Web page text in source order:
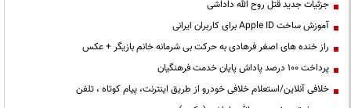
جزئیات جدید قتل روح الله داداشی
آموزش ساخت Apple ID برای کاربران ایرانی
راز خنده های اصغر فرهادی به حرکت بی شرمانه خانم بازیگر + عکس
پرداخت ۱۰۰ درصد پاداش پایان خدمت فرهنگیان
خلافی آنلاین/استعلام خلافی خودرو از طریق اینترنت، پیام کوتاه ، تلفن